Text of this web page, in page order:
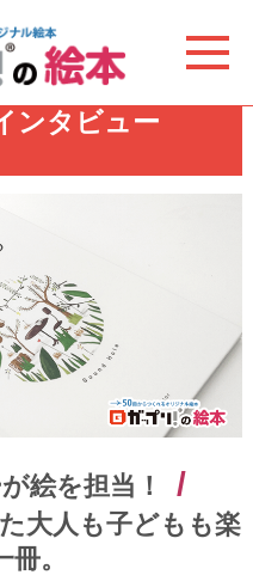
ンタビュー
絵を担当！ /
大人も子どもも楽
。